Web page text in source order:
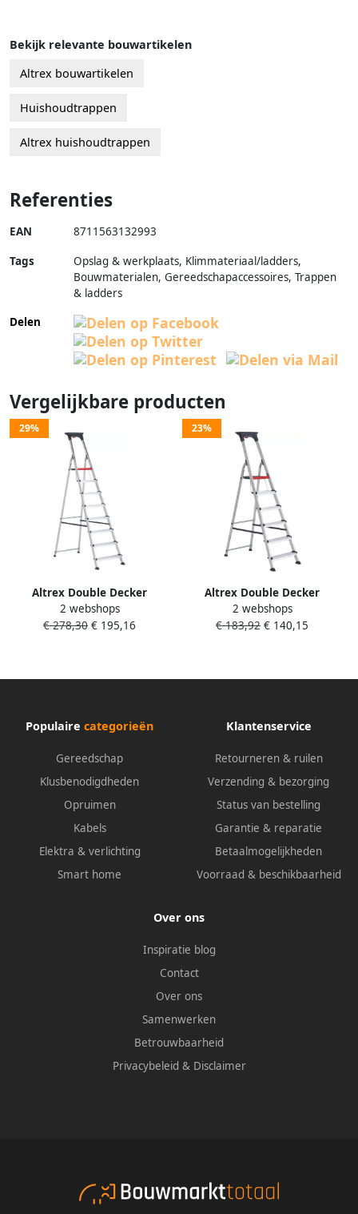
Bekijk relevante bouwartikelen
Altrex bouwartikelen
Huishoudtrappen
Altrex huishoudtrappen
Referenties
EAN 8711563132993
Tags
Opslag & werkplaats, Klimmateriaal/ladders,
Bouwmaterialen, Gereedschapaccessoires, Trappen
& ladders
Delen
Vergelijkbare producten
29%
Altrex Double Decker
huishoudtrap 7-treeds
501107
2 webshops
€ 278,30 € 195,16
23%
Altrex Double Decker
Huishoudtrap | 6-Treeds
501106
2 webshops
€ 183,92 € 140,15
Populaire categorieën
Gereedschap
Klusbenodigdheden
Opruimen
Kabels
Elektra & verlichting
Smart home
Klantenservice
Retourneren & ruilen
Verzending & bezorging
Status van bestelling
Garantie & reparatie
Betaalmogelijkheden
Voorraad & beschikbaarheid
Over ons
Inspiratie blog
Contact
Over ons
Samenwerken
Betrouwbaarheid
Privacybeleid & Disclaimer